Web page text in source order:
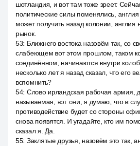
шотландия, и вот там тоже зреет.
политические силы поменялись,
может получить назад колонии, англия
рынок.
53: Ближнего востока назовём так, со
слабеющем вот этом прошлом, таком
соединённом, начинаются внутри
несколько лет я назад сказал, что его
вспомнить?
54: Слово ирландская рабочая армия,
называемая, вот они, я думаю, что в
противодействие будет со стороны
снова появятся. И угадайте, кто им
сказал я. Да.
55: Заклятые друзья, назовём это так,